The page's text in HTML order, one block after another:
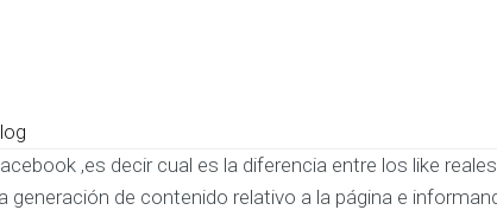
,es decir cual es la diferencia entre los like
generación de contenido relativo a la página e